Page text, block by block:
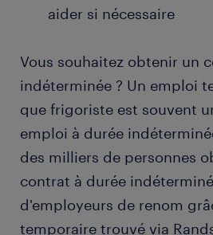
fois installés, certains
habilité.
Documentation : lors de la
projet, vous êtes amené à
documents. Cela permet à
prendre connaissance de
d’un projet et des
ajustements nécessaires,
Dépannage : à l’aide
aider si nécessaire
Vous souhaitez obtenir un
indéterminée ? Un emploi
que frigoriste est souvent
emploi à durée
des milliers de personnes
contrat à durée
d'employeurs de renom
temporaire trouvé via